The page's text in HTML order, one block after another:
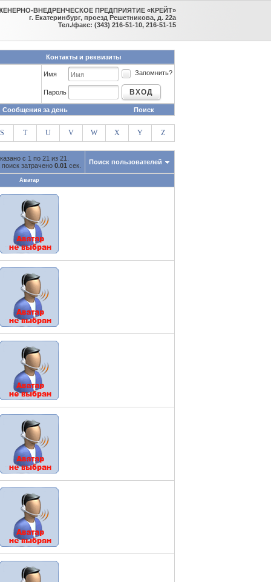
ВНЕДРЕНЧЕСКОЕ ПРЕДПРИЯТИЕ «КРЕЙТ»
г. Екатеринбург, проезд Решетникова, д. 22а
Тел./факс: (343) 216-51-10, 216-51-15
Контакты и реквизиты
Имя Запомнить?
Пароль ВХОД
Сообщения за день Поиск
S T U V W X Y Z
с 1 по 21 из 21.
затрачено 0.01 сек. Поиск пользователей
Аватар